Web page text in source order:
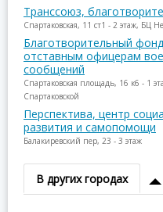
Транссоюз,
Спартаковская, 11 ст1 - 2 этаж, БЦ
Благотворительный
отставным офицерам
сообщений
Спартаковская площадь, 16 к6 - 1
Спартаковской
Перспектива, центр
развития и самопомощи
Балакиревский пер, 23 - 3 этаж
В других городах